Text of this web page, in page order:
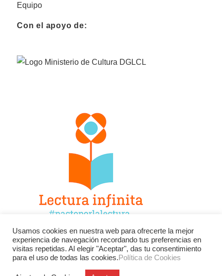
Equipo
Con el apoyo de:
Facebook Twitter
Instagram
YouTube
LinkedIn Contacto
Usamos cookies en nuestra web para ofrecerte la mejor
experiencia de navegación recordando tus preferencias en
visitas repetidas. Al elegir "Aceptar", das tu consentimiento
para el uso de todas las cookies.Política de Cookies